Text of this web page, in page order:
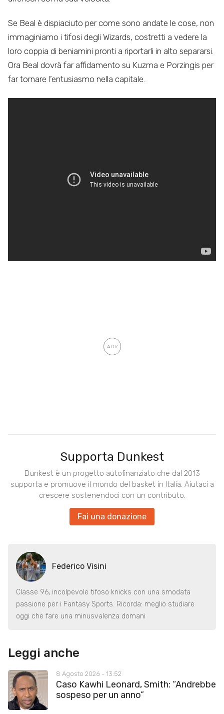
Se Beal è dispiaciuto per come sono andate le cose, non
immaginiamo i tifosi degli Wizards, costretti a vedere la
loro coppia di beniamini pronti a riportarli in alto separarsi.
Ora Beal dovrà far affidamento su Kuzma e Porzingis per
far tornare l’entusiasmo nella capitale.
Supporta Dunkest
Dunkest è un progetto autofinanziato che dal 2013
supporta e promuove il mondo del basket in Italia. Aiutaci a
crescere sostenendoci con un contributo.
Fai una donazione
Federico Visini
Classe 96, incolpevole tifoso knicks con una smodata
passione per i Fantasy Sports. Ricorda: meglio studiare
oggi che fare una minusvalenza domani
Leggi anche
8 Agosto 2026 - 13:52
Caso Kawhi Leonard, Smith: “Andrebbe
sospeso per un anno”